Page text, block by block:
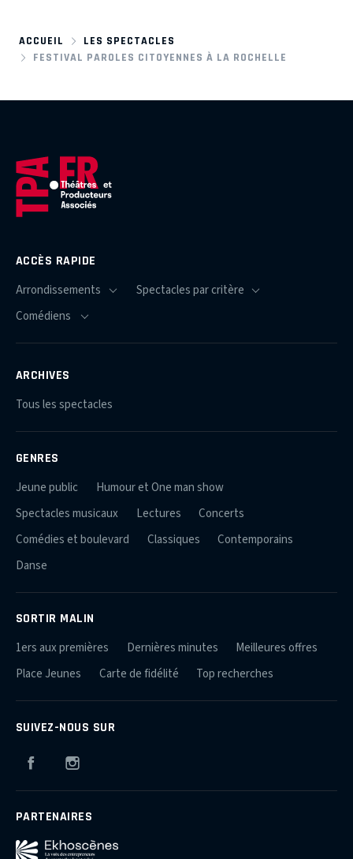
ACCUEIL
LES SPECTACLES
FESTIVAL PAROLES CITOYENNES À LA ROCHELLE
ACCÈS RAPIDE
ARCHIVES
Tous les spectacles
GENRES
Jeune public
Humour et One man show
Spectacles musicaux
Lectures
Concerts
Comédies et boulevard
Classiques
Contemporains
Danse
SORTIR MALIN
1ers aux premières Dernières minutes
Meilleures offres
Place Jeunes
Carte de fidélité Top recherches
SUIVEZ-NOUS SUR
Facebook
PARTENAIRES